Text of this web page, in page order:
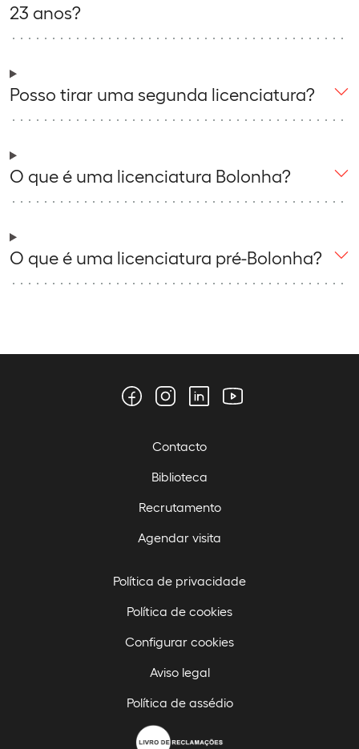
23 anos?
Posso tirar uma segunda licenciatura?
O que é uma licenciatura Bolonha?
O que é uma licenciatura pré-Bolonha?
Contacto
Biblioteca
Recrutamento
Agendar visita
Política de privacidade
Política de cookies
Configurar cookies
Aviso legal
Política de assédio